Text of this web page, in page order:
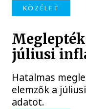
KÖZÉLET
júliusi
Hatalmas
elemzők a
adatot.